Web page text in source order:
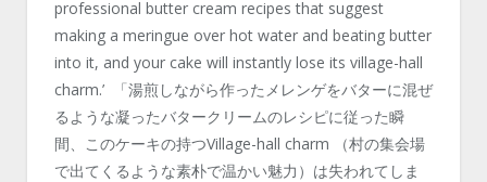
professional butter cream recipes that suggest
making a meringue over hot water and beating butter
into it, and your cake will instantly lose its village-hall
charm.’ 「湯煎しながら作ったメレンゲをバターに混ぜ
るような凝ったバタークリームのレシピに従った瞬
間、このケーキの持つVillage-hall charm （村の集会場
で出てくるような素朴で温かい魅力）は失われてしま